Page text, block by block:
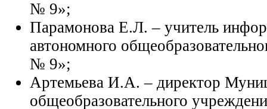
№ 9»;
Парамонова Е.Л. – учитель
автономного
№ 9»;
Артемьева И.А. – директор
общеобразовательного